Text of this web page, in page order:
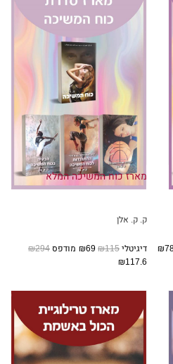
מארז כוח המשיכה המלא
ק. ק. אלן
דיגיטלי₪115 מודפס₪294
₪117.6